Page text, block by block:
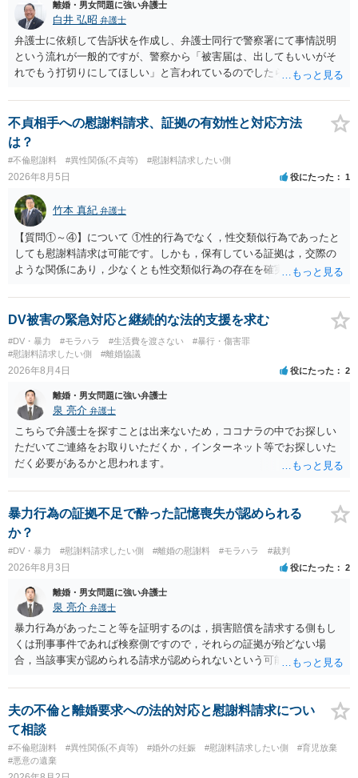
離婚・男女問題に強い弁護士
白井 弘昭 弁護士
弁護士に依頼して告訴状を作成し、弁護士同行で警察署にて事情説明
という流れが一般的ですが、警察から「被害届は、出してもいいがそ
れでもう打切りにしてほしい」と言われているのでしたら、あまり結
検察庁に訴えるのもありかもしれないですが、実際に捜査をするの
は、結局所轄だと思われますので、やはり結論は変わらないかもしれ
ないです。 一度、最寄りの「刑事に強い」とうたっている弁護士に相
談してみてはいかがでしょうか。 以上、ご参考まで。
不貞相手への慰謝料請求、証拠の有効性と対応方法
は？
#不倫慰謝料 #異性関係(不貞等) #慰謝料請求したい側
2026年8月5日 役にたった 1
竹本 真紀 弁護士
【質問①～④】について ①性的行為でなく，性交類似行為であったと
しても慰謝料請求は可能です。しかも，保有している証拠は，交際の
ような関係にあり，少なくとも性交類似行為の存在を確実に証明でき
ことを窺わせるものです。）。ですから，慰謝料請求を進めることで
よいと思います。 ただ．慰謝料額については，婚姻破綻に至っていな
いとして，この点を考慮されることになるかもしれません。 ②夫との
今後のことを考えて書いてもらうか否かを検討するのがよいと思いま
す。今ある証拠以上のことを証明（証明力を強めることも含む）でき
う。慰謝料請求としては証拠として使えることが前提であり，その価
値と夫との関係との均衡のように思います。 ③行政書士に委任をして
いるのであれば，どのような内容の委任なのか不明ですが，その行政
書士との協議になると思います。請求するか，訴訟にするか，その点
の見極めや，相手方は性交類似行為は認めているのか，それさえも否
す。 ④性交類似行為を認めているにもかかわらず支払を拒否するので
あれば，本人（行政書士でも同じだと思います。）への対応ではあま
り変わらないように思います。減額で折り合えるなら本人様の交渉で
もよいように思いますが，ゼロかどうかの観点であれば，訴訟に進む
しかなくなるようにも思います。そうしますと，お近くの弁護士に相
談して進めることを検討した方がよいようにも思います。
DV被害の緊急対応と継続的な法的支援を求む
#DV・暴力 #モラハラ #生活費を渡さない
#暴行・傷害罪
#慰謝料請求したい側
#離婚協議
2026年8月4日 役にたった 2
離婚・男女問題に強い弁護士
泉 亮介 弁護士
こちらで弁護士を探すことは出来ないため，ココナラの中でお探しい
ただいてご連絡をお取りいただくか，インターネット等でお探しいた
だく必要があるかと思われます。
暴力行為の証拠不足で酔った記憶喪失が認められる
か？
#DV・暴力 #慰謝料請求したい側 #離婚の慰謝料 #モラハラ #裁判
2026年8月3日 役にたった 2
離婚・男女問題に強い弁護士
泉 亮介 弁護士
暴力行為があったこと等を証明するのは，損害賠償を請求する側もし
くは刑事事件であれば検察側ですので，それらの証拠が殆どない場
合，当該事実が認められる請求が認められないという可能性はあるで
夫の不倫と離婚要求への法的対応と慰謝料請求につい
て相談
#不倫慰謝料 #異性関係(不貞等) #婚外の妊娠 #慰謝料請求したい側
#育児放棄
#悪意の遺棄